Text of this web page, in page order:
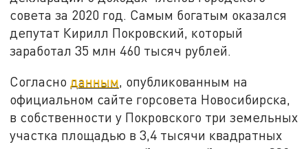
совета за 2020 год. Самым богатым оказался
депутат Кирилл Покровский, который
заработал 35 млн 460 тысяч рублей.
Согласно данным, опубликованным на
официальном сайте горсовета Новосибирска,
в собственности у Покровского три земельных
участка площадью в 3,4 тысячи квадратных